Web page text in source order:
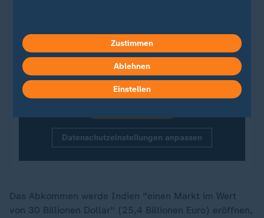
Besuche zu erleichtern, speichern wir Ihre
Zustimmung in denDatenschutzeinstellungen
Ihre Zustimmung können Sie im Bereich
„Meine News“ jederzeit widerrufen.
Datenschutzeinstellungen anpassen
Das Abkommen werde Indien "einen Markt im Wert
von 30 Billionen Dollar" (25,4 Billionen Euro) eröffnen,
Zustimmen
Ablehnen
Einstellen